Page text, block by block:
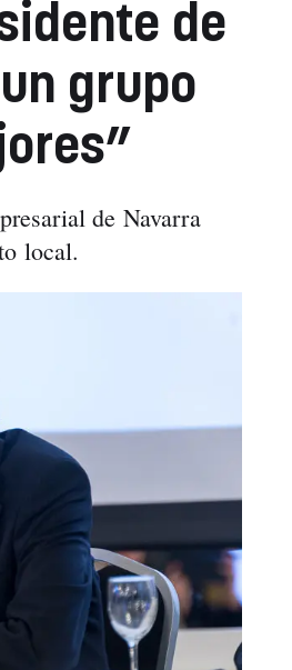
de
grupo
de Navarra
local.